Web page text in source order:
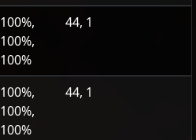
100%,
100%,
100%
44, 1
100%,
100%,
100%
44, 1